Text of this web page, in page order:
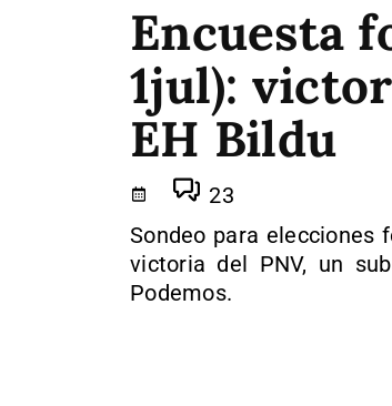
Encuesta
1jul):
EH Bildu
23
Sondeo para elecciones
victoria del PNV, un
Podemos.